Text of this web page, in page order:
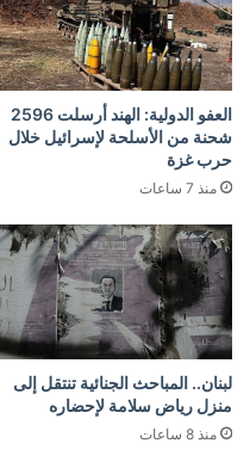
العفو الدولية: الهند أرسلت 2596
شحنة من الأسلحة لإسرائيل خلال
حرب غزة
منذ 7 ساعات
لبنان.. المباحث الجنائية تنتقل إلى
منزل رياض سلامة لإحضاره
منذ 8 ساعات